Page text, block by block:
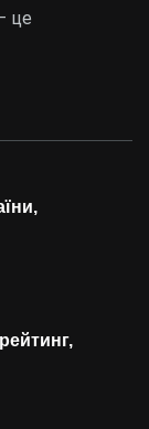
це